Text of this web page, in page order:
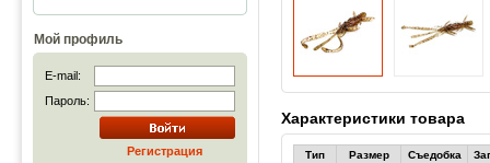
Мой профиль
E-mail:
Пароль:
Регистрация
Характеристики товара
Тип Размер Съедобка